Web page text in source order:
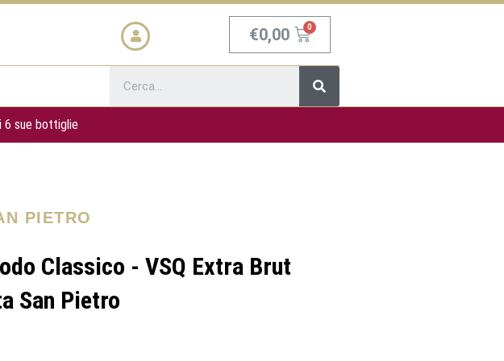
€0,00 Carrello
Cerca
6 sue bottiglie
PIETRO
Classico - VSQ Extra Brut
San Pietro